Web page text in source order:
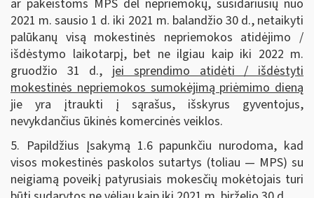
ar pakeistoms MPS dėl nepriemokų, susidariusių nuo
2021 m. sausio 1 d. iki 2021 m. balandžio 30 d., netaikyti
palūkanų visą mokestinės nepriemokos atidėjimo /
išdėstymo laikotarpį, bet ne ilgiau kaip iki 2022 m.
gruodžio 31 d., jei sprendimo atidėti / išdėstyti
mokestinės nepriemokos sumokėjimą priėmimo dieną
jie yra įtraukti į sąrašus, išskyrus gyventojus,
nevykdančius ūkinės komercinės veiklos.
5. Papildžius Įsakymą 1.6 papunkčiu nurodoma, kad
visos mokestinės paskolos sutartys (toliau — MPS) su
neigiamą poveikį patyrusiais mokesčių mokėtojais turi